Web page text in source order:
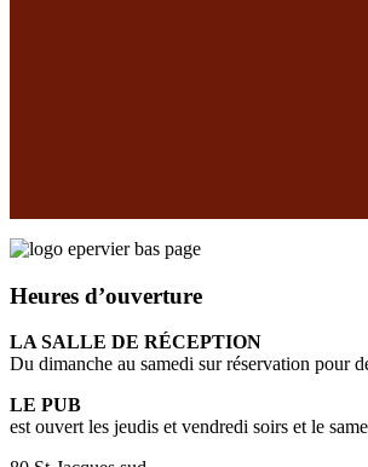
Heures d’ouverture
LA SALLE DE RÉCEPTION
Du dimanche au samedi sur réservation pour
LE PUB
est ouvert les jeudis et vendredi soirs et le